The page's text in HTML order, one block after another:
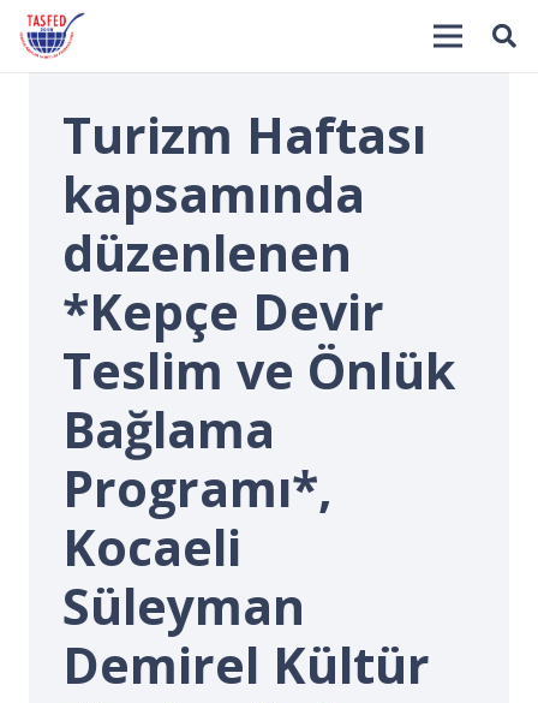
Turizm Haftası
kapsamında
düzenlenen
*Kepçe Devir
Teslim ve Önlük
Bağlama
Programı*,
Kocaeli
Süleyman
Demirel Kültür